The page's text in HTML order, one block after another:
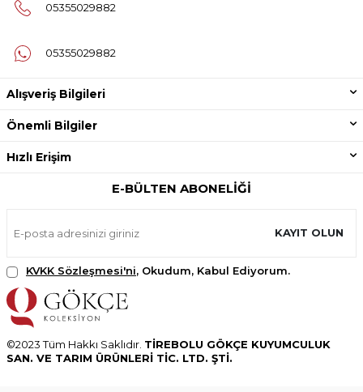
05355029882
05355029882
Alışveriş Bilgileri
Önemli Bilgiler
Hızlı Erişim
E-BÜLTEN ABONELIĞI
KAYIT OLUN
KVKK Sözleşmesi'ni, Okudum, Kabul Ediyorum.
©2023 Tüm Hakkı Saklıdır. TİREBOLU GÖKÇE KUYUMCULUK
SAN. VE TARIM ÜRÜNLERİ TİC. LTD. ŞTİ.